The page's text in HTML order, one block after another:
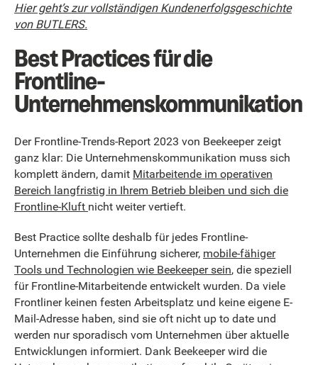
Hier geht’s zur vollständigen Kundenerfolgsgeschichte
von BUTLERS.
Best Practices für die
Frontline-
Unternehmenskommunikation
Der Frontline-Trends-Report 2023 von Beekeeper zeigt
ganz klar: Die Unternehmenskommunikation muss sich
komplett ändern, damit Mitarbeitende im operativen
Bereich langfristig in Ihrem Betrieb bleiben und sich die
Frontline-Kluft nicht weiter vertieft.
Best Practice sollte deshalb für jedes Frontline-
Unternehmen die Einführung sicherer, mobile-fähiger
Tools und Technologien wie Beekeeper sein, die speziell
für Frontline-Mitarbeitende entwickelt wurden. Da viele
Frontliner keinen festen Arbeitsplatz und keine eigene E-
Mail-Adresse haben, sind sie oft nicht up to date und
werden nur sporadisch vom Unternehmen über aktuelle
Entwicklungen informiert. Dank Beekeeper wird die